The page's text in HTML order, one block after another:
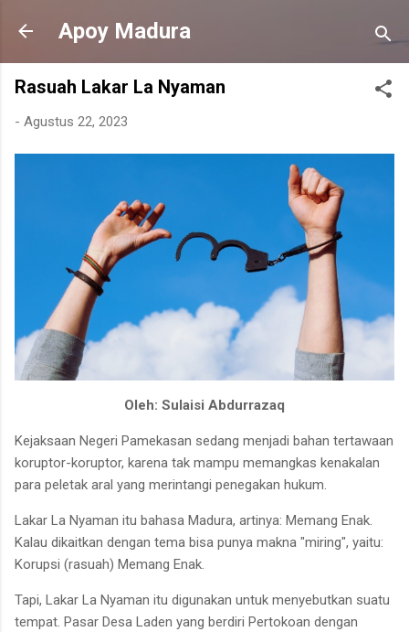
Langsung ke konten utama
Apoy Madura
Rasuah Lakar La Nyaman
- Agustus 22, 2023
Oleh: Sulaisi Abdurrazaq
Kejaksaan Negeri Pamekasan sedang menjadi bahan tertawaan
koruptor-koruptor, karena tak mampu memangkas kenakalan
para peletak aral yang merintangi penegakan hukum.
Lakar La Nyaman itu bahasa Madura, artinya: Memang Enak.
Kalau dikaitkan dengan tema bisa punya makna "miring", yaitu:
Korupsi (rasuah) Memang Enak.
Tapi, Lakar La Nyaman itu digunakan untuk menyebutkan suatu
tempat. Pasar Desa Laden yang berdiri Pertokoan dengan